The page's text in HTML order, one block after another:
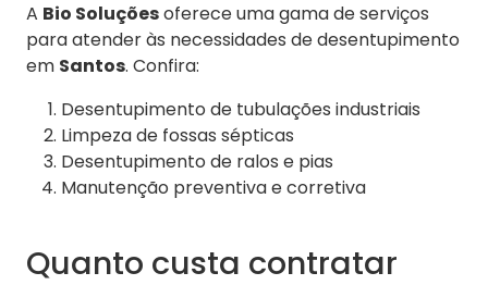
A Bio Soluçõesoferece uma gama de serviços
para atender às necessidades de desentupimento
em Santos. Confira:
Desentupimento de tubulações industriais
Limpeza de fossas sépticas
Desentupimento de ralos e pias
Manutenção preventiva e corretiva
Quanto custa contratar